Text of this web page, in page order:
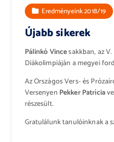
Eredményeink 2018/19
Újabb sikerek
Pálinkó Vincesakkban, az
Diákolimpiáján a megyei
Az Országos Vers- és
Versenyen Pekker Patrícia
részesült.
Gratulálunk tanulóinknak a